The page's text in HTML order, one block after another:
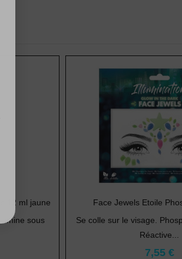
12 ml jaune
sous
Face Jewels Etoile
Se colle sur le visage.
Réactive...
7,55 €